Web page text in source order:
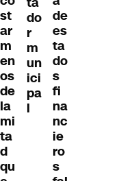
st
ar
m
en
os
de
la
mi
ta
d
qu
do
r
m
un
ici
pa
l
de
es
ta
do
s
fi
na
nc
ie
ro
s